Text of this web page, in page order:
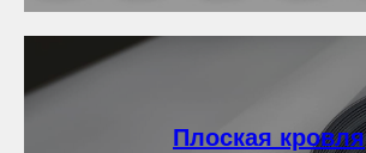
Плоская кровля